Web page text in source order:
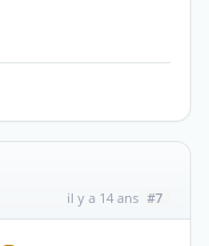
il y a 14 ans #7